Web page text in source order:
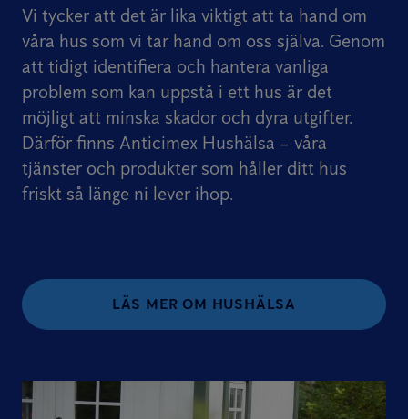
Vi tycker att det är lika viktigt att ta hand om
våra hus som vi tar hand om oss själva. Genom
att tidigt identifiera och hantera vanliga
problem som kan uppstå i ett hus är det
möjligt att minska skador och dyra utgifter.
Därför finns Anticimex Hushälsa – våra
tjänster och produkter som håller ditt hus
friskt så länge ni lever ihop.
LÄS MER OM HUSHÄLSA